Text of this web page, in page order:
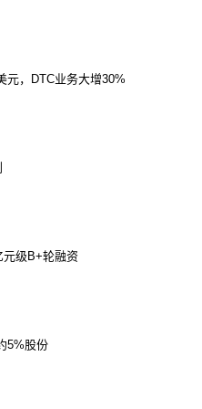
元，DTC业务大增30%
元级B+轮融资
5%股份